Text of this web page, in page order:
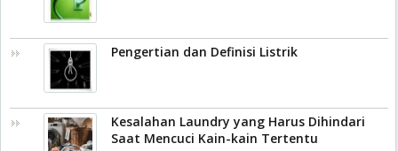
Pengertian dan Definisi Listrik
Kesalahan Laundry yang Harus Dihindari
Saat Mencuci Kain-kain Tertentu